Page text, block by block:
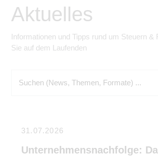
Aktuelles
Informationen und Tipps rund um Steuern &
Sie auf dem Laufenden
31.07.2026
Unternehmensnachfolge: